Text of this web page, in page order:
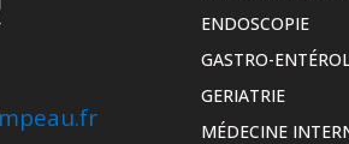
ENDOSCOPIE
GASTRO-
GERIATRIE
MÉDECINE